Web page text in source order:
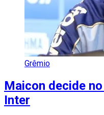
Grêmio
Maicon decide
Inter